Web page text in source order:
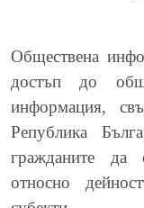
Обществена
достъп до
информация,
Република
гражданите да
относно